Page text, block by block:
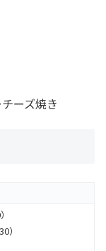
ーズ焼き
）